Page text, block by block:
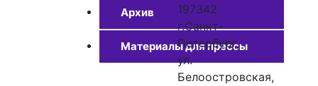
Архив
Материалы для прессы
197342
г.Санкт-
Петербург,
ул.
Белоостровская,